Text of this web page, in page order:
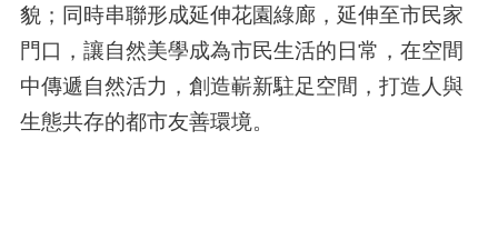
貌；同時串聯形成延伸花園綠廊，延伸至市民家
門口，讓自然美學成為市民生活的日常，在空間
中傳遞自然活力，創造嶄新駐足空間，打造人與
生態共存的都市友善環境。